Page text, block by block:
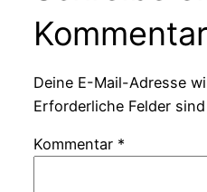
Kommentar
Deine E-Mail-Adresse
Erforderliche Felder
Kommentar *